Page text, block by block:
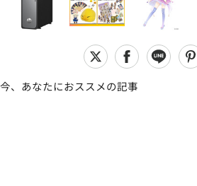
今、あなたにおススメの記事